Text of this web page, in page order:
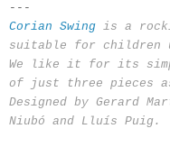
---
Corian Swing is a
suitable for children
We like it for its
of
just three pieces
Designed by Gerard
Niubó and Lluís Puig.